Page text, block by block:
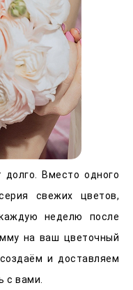
долго. Вместо одного
свежих цветов,
неделю после
на ваш цветочный
и доставляем
с вами.